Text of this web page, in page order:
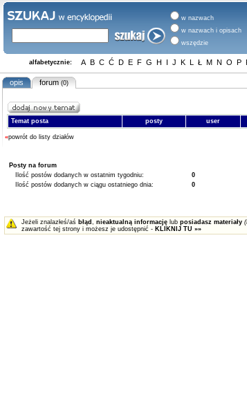
w nazwach
w nazwach i opisach
wszędzie
alfabetycznie: A B C Ć D E F G H I J K L Ł M N O P
opis forum (0)
Temat posta posty user
«powrót do listy działów
Posty na forum
Ilość postów dodanych w ostatnim tygodniu:
0
Ilość postów dodanych w ciągu ostatniego dnia:
0
Jeżeli znalazłeś/aś błąd , nieaktualną informacjęlub posiadasz materiały
zawartość tej strony i możesz je udostępnić - KLIKNIJ TU »»